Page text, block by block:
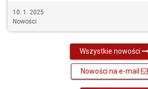
10. 1. 2025
Nowości
Wszystkie nowości
Nowości na e-mail